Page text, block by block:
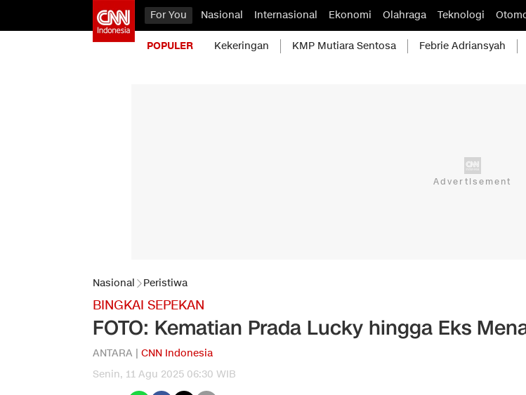
For You Nasional Internasional Ekonomi Olahraga Teknologi
POPULER Kekeringan KMP Mutiara Sentosa Febrie Adriansyah
Nasional Peristiwa
BINGKAI SEPEKAN
FOTO: Kematian Prada Lucky hingga Eks
ANTARA | CNN Indonesia
Senin, 11 Agu 2025 06:30 WIB